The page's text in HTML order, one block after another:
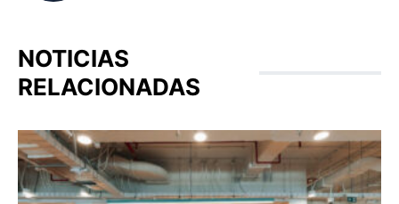
NOTICIAS
RELACIONADAS